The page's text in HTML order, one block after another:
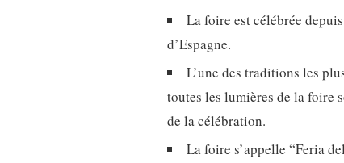
La foire est célébrée
d’Espagne.
L’une des traditions les
toutes les lumières de la foire
de la célébration.
La foire s’appelle “Feria